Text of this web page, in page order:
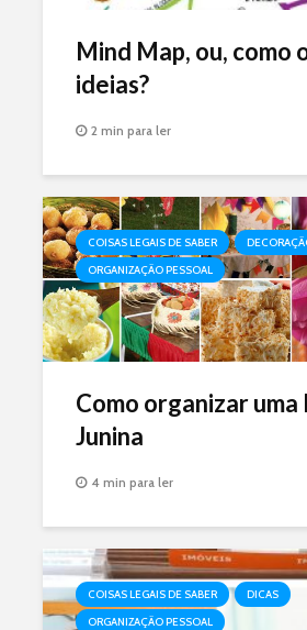
Mind Map, ou, como
ideias?
2 min para ler
COISAS LEGAIS DE SABER
ORGANIZAÇÃO PESSOAL
Como organizar uma
Junina
4 min para ler
COISAS LEGAIS DE SABER
DICAS
ORGANIZAÇÃO PESSOAL